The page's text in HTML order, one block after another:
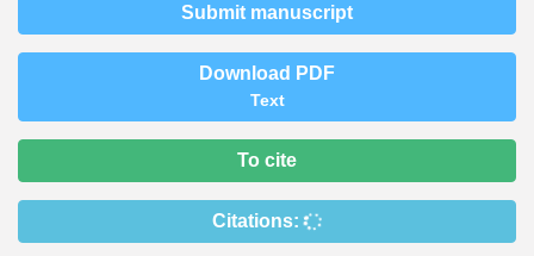
Submit manuscript
Download PDF
Text
To cite
Citations: